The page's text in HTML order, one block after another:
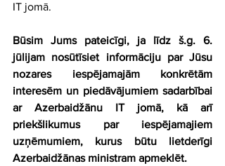
IT jomā.
Būsim Jums pateicīgi, ja līdz š.g. 6.
jūlijam nosūtīsiet informāciju par Jūsu
nozares iespējamajām konkrētām
interesēm un piedāvājumiem sadarbībai
ar Azerbaidžānu IT jomā, kā arī
priekšlikumus par iespējamajiem
uzņēmumiem, kurus būtu lietderīgi
Azerbaidžānas ministram apmeklēt.